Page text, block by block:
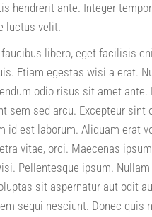
hendrerit ante. Integer
luctus velit.
libero, eget facilisis
Etiam egestas wisi a erat.
odio risus sit amet ante.
sed arcu. Excepteur sint
est laborum. Aliquam erat
vitae, orci. Maecenas
Pellentesque ipsum.
sit aspernatur aut odit
sequi nesciunt. Donec quis